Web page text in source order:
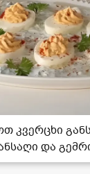
კვერცხი
და